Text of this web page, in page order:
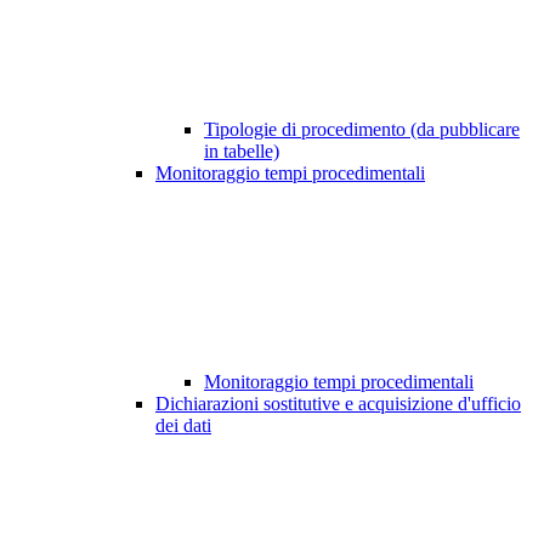
Tipologie di procedimento (da pubblicare
in tabelle)
Monitoraggio tempi procedimentali
Monitoraggio tempi procedimentali
Dichiarazioni sostitutive e acquisizione d'ufficio
dei dati